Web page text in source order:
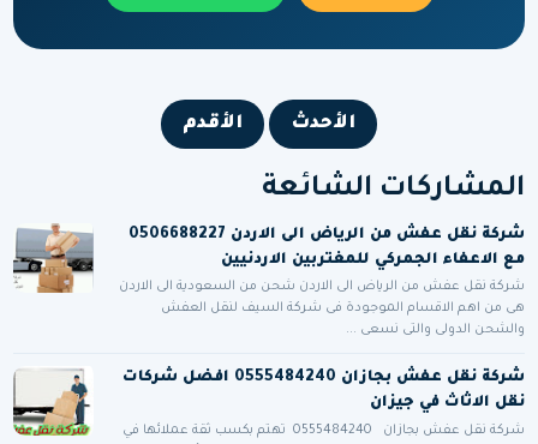
الأحدث الأقدم
المشاركات الشائعة
شركة نقل عفش من الرياض الى الاردن 0506688227
مع الاعفاء الجمركي للمغتربين الاردنيين
شركة نقل عفش من الرياض الى الاردن شحن من السعودية الى الاردن
هى من اهم الاقسام الموجودة فى شركة السيف لنقل العفش
والشحن الدولى والتى نسعى ...
شركة نقل عفش بجازان 0555484240 افضل شركات
نقل الاثاث في جيزان
شركة نقل عفش بجازان 0555484240 تهتم بكسب ثقة عملائها في